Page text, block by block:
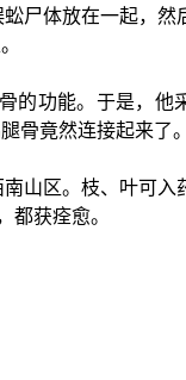
尸体放在一起，然
的功能。于是，他
骨竟然连接起来了。
山区。枝、叶可入
获痊愈。